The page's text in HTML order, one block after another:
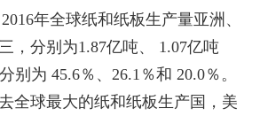
年全球纸和纸板生产量亚洲、
，分别为1.87亿吨、 1.07亿吨
别为 45.6％、26.1％和 20.0％。
全球最大的纸和纸板生产国，美